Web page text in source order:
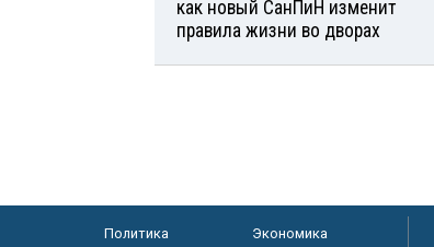
как новый СанПиН изменит
правила жизни во дворах
Политика Экономика